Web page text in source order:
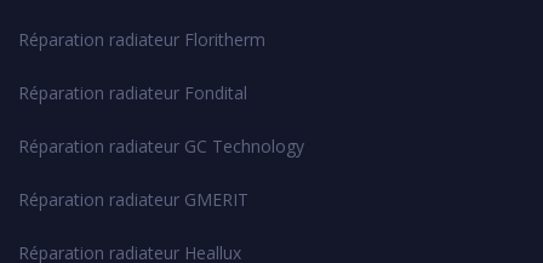
Réparation radiateur Floritherm
Réparation radiateur Fondital
Réparation radiateur GC Technology
Réparation radiateur GMERIT
Réparation radiateur Heallux